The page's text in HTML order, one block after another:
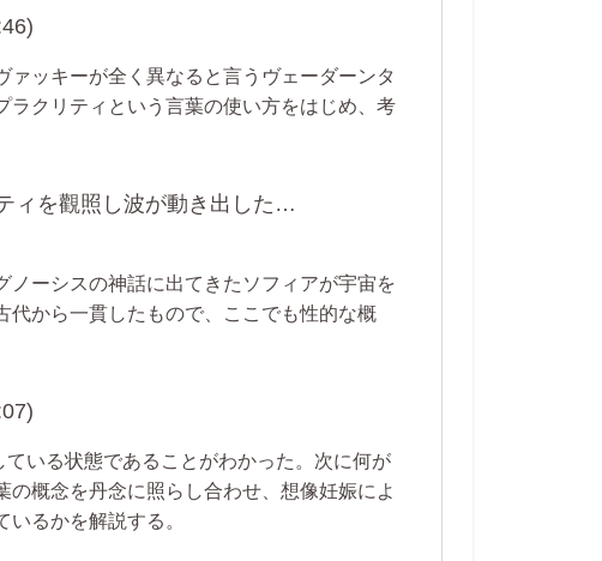
ッキーが全く異なると言うヴェーダーンタ
クリティという言葉の使い方をはじめ、考
ィを觀照し波が動き出した…
ーシスの神話に出てきたソフィアが宇宙を
から一貫したもので、ここでも性的な概
いる状態であることがわかった。次に何が
概念を丹念に照らし合わせ、想像妊娠によ
るかを解説する。